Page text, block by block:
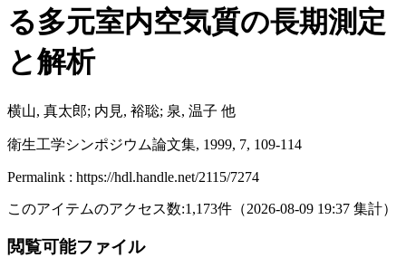
る多元室内空気質の長期測定
と解析
横山, 真太郎; 内見, 裕聡; 泉, 温子 他
衛生工学シンポジウム論文集, 1999, 7, 109-114
Permalink : https://hdl.handle.net/2115/7274
このアイテムのアクセス数:1,173件 （2026-08-09 19:37 集計）
閲覧可能ファイル